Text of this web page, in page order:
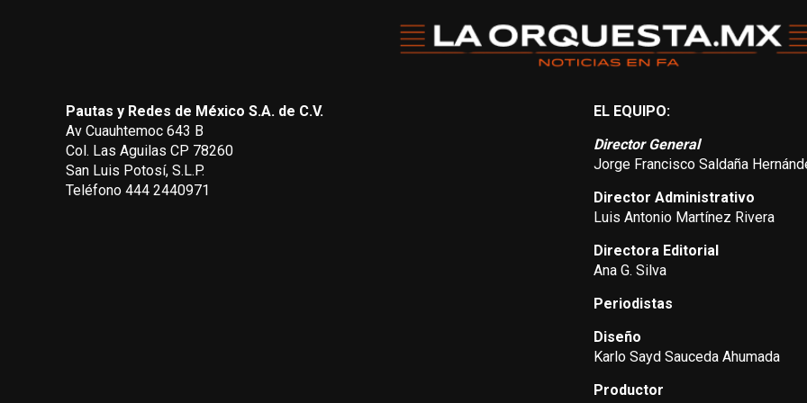
Pautas y Redes de México S.A. de C.V.
Av Cuauhtemoc 643 B
Col. Las Aguilas CP 78260
San Luis Potosí, S.L.P.
Teléfono 444 2440971
EL EQUIPO:
Director General
Jorge Francisco Saldaña
Director Administrativo
Luis Antonio Martínez Rivera
Directora Editorial
Ana G. Silva
Periodistas
Diseño
Karlo Sayd Sauceda Ahumada
Productor